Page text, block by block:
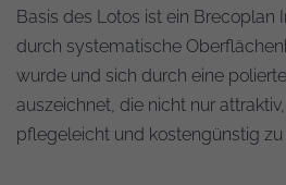
Basis des Lotos ist ein Brecoplan
durch systematische
wurde und sich durch eine
auszeichnet, die nicht nur
pflegeleicht und kostengünstig zu